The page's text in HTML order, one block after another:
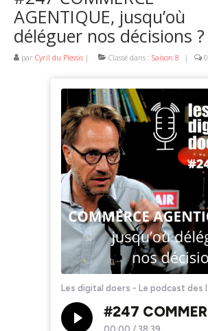
AGENTIQUE, jusqu’où
déléguer nos décisions ?
par Cyril du Plessis | Classé dans : Saison 8 | 0